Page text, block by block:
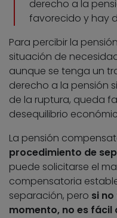
derecho a la
favorecido y hay
Para percibir la
situación de
aunque se tenga un
derecho a la pensión
de la ruptura, queda
desequilibrio
La pensión
procedimiento de
puede solicitarse el
compensatoria
separación, pero si
momento, no es fácil